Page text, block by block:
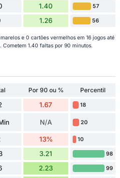
1.40 57
1.26 56
e 0 cartões vermelhos em 16 jogos até
1.40 faltas por 90 minutos.
Por 90 ou %
Percentil
1.67 18
N/A 20
13% 10
3.21 98
2.23 99